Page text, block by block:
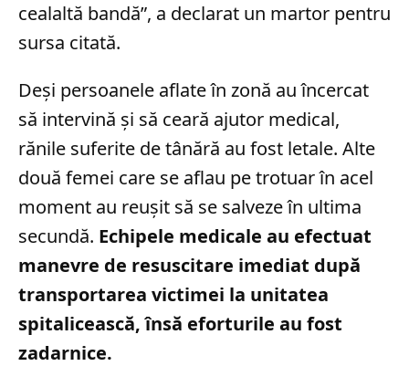
cealaltă bandă”, a declarat un martor pentru
sursa citată.
Deși persoanele aflate în zonă au încercat
să intervină și să ceară ajutor medical,
rănile suferite de tânără au fost letale. Alte
două femei care se aflau pe trotuar în acel
moment au reușit să se salveze în ultima
secundă. Echipele medicale au efectuat
manevre de resuscitare imediat după
transportarea victimei la unitatea
spitalicească, însă eforturile au fost
zadarnice.